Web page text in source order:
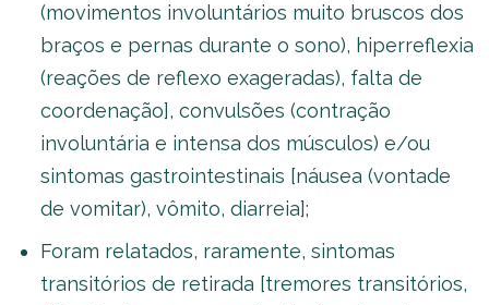
(movimentos involuntários muito bruscos dos
braços e pernas durante o sono), hiperreflexia
(reações de reflexo exageradas), falta de
coordenação], convulsões (contração
involuntária e intensa dos músculos) e/ou
sintomas gastrointestinais [náusea (vontade
de vomitar), vômito, diarreia];
Foram relatados, raramente, sintomas
transitórios de retirada [tremores transitórios,